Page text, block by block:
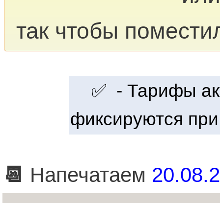
так чтобы
✅ - Тарифы
фиксируются
📆 Напечатаем